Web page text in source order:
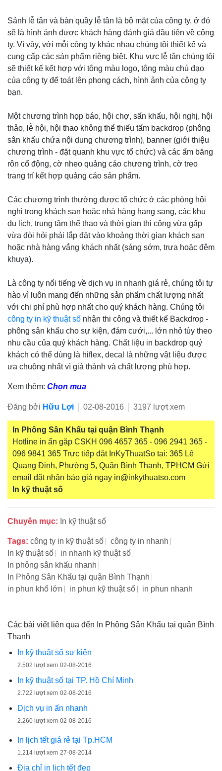
Sảnh lễ tân và bàn quầy lễ tân là bộ mặt của công ty, ở đó
sẽ là hình ảnh được khách hàng đánh giá đầu tiên về công
ty. Vì vậy, với mỗi công ty khác nhau chúng tôi thiết kế và
cung cấp các sản phẩm riêng biệt. Khu vực lễ tân chúng tôi
sẽ thiết kế kết hợp với tông màu logo, tông màu chủ đạo
của công ty để toát lên phong cách, hình ảnh của công ty
bạn.
Một chương trình họp báo, hội chợ, sấn khấu, hội nghị, hội
thảo, lễ hội, hội thao không thể thiếu tấm backdrop (phông
sân khấu chứa nội dung chương trình), banner (giới thiệu
chương trình - đặt quanh khu vực tổ chức) và các ấm băng
rôn cổ động, cờ nheo quảng cáo chương trình, cờ treo
trang trí kết hợp quảng cáo sản phẩm.
Các chương trình thường được tổ chức ở các phòng hội
nghị trong khách sạn hoặc nhà hàng hạng sang, các khu
du lịch, trung tâm thể thao và thời gian thi công vừa gấp
vừa đòi hỏi phải lắp đặt vào khoảng thời gian khách sạn
hoặc nhà hàng vắng khách nhất (sáng sớm, trưa hoặc đêm
khuya).
Là công ty nổi tiếng về dịch vụ in nhanh giá rẻ, chúng tôi tự
hào vì luôn mang đến những sản phẩm chất lượng nhất
với chi phí phù hợp nhất cho quý khách hàng. Chúng tôi
công ty in kỹ thuật số nhận thi công và thiết kế Backdrop -
phông sân khấu cho sự kiện, đám cưới,... lớn nhỏ tùy theo
nhu cầu của quý khách hàng. Chất liệu in backdrop quý
khách có thể dùng là hiflex, decal là những vật liệu được
ưa chuộng nhất vì giá thành và chất lượng phù hợp.
Xem thêm: Chọn mua
Đăng bởi Hữu Lợi 02-08-2016 3197 lượt xem
In Phông Sân Khấu tại quận Bình Thạnh
Hotline in ấn gặp CSKH 096 4657 365 - 096 2941 365 -
096 9841 365 Trực tiếp đặt InKyThuatSo tại: 365 Lê
Quang Định, Phường 5, Quận Bình Thạnh, TPHCM Gửi
email đặt nhận báo giá ngay in@inkythuatso.com
In kỹ thuật số
Chuyên mục: In kỹ thuật số
Tags: công ty in kỹ thuật số
công ty in nhanh
In kỹ thuật số
in nhanh kỹ thuật số
In phông sân khấu nhanh
In Phông Sân Khấu tại quận Bình Thạnh
in phun khổ lớn
in phun kỹ thuật số in phun nhanh
Các bài viết liên qua đến In Phông Sân Khấu tại quận Bình
Thạnh
In kỹ thuật số sự kiện
2.502 lượt xem 02-08-2016
In kỹ thuật số tại TP. Hồ Chí Minh
2.722 lượt xem 02-08-2016
Dịch vụ in ấn nhanh
2.260 lượt xem 02-08-2016
In lịch tết giá rẻ tại Tp.HCM
1.214 lượt xem 27-08-2014
Địa chỉ in lịch tết đẹp